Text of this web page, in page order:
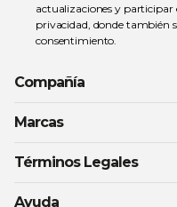
actualizaciones y participar
privacidad, donde también
consentimiento.
Compañía
Marcas
Términos Legales
Ayuda